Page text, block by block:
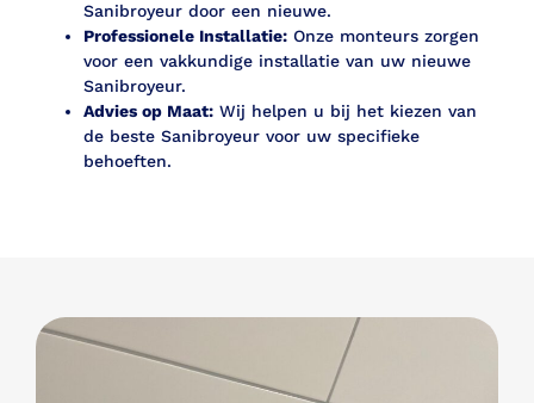
Sanibroyeur door een nieuwe.
Professionele Installatie: Onze monteurs zorgen
voor een vakkundige installatie van uw nieuwe
Sanibroyeur.
Advies op Maat: Wij helpen u bij het kiezen van
de beste Sanibroyeur voor uw specifieke
behoeften.